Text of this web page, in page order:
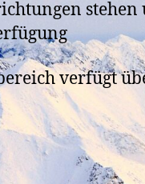
stehen
verfügt